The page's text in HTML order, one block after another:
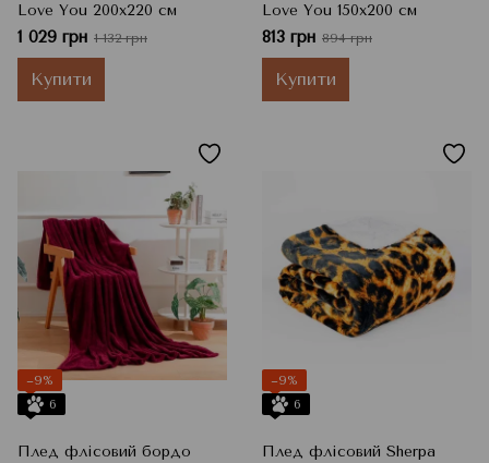
Love You 200x220 см
1 029 грн 1 132 грн
Купити
Love You 150x200 см
813 грн 894 грн
Купити
−9%
6
Плед флісовий бордо
−9%
6
Плед флісовий Sherpa